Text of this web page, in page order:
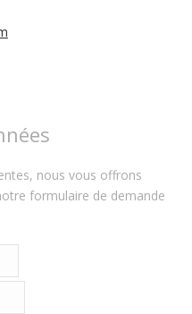
nous vous offrons
formulaire de demande